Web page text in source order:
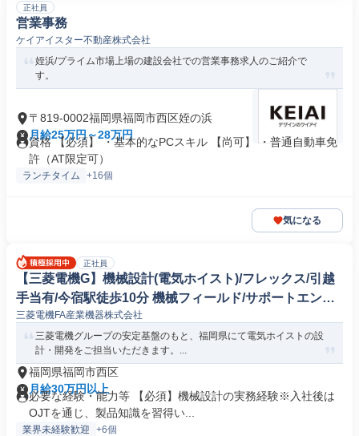
正社員
営業事務
ケイアイスター不動産株式会社
姪浜/プライム市場上場の建設会社での営業事務求人のご紹介で
す。
〒819-0002福岡県福岡市西区姪の浜
月給25万円～28万円
資格 【必須】 ・基本的なPCスキル 【尚可】 ・普通自動車免
許（AT限定可）
ランチタイム +16個
気になる
正社員
【三菱電機G】機械設計(電気ホイスト)/フレックス/引越
手当有/今宿駅徒歩10分 機械フィールド/サポートエンジ
ニア
三菱電機FA産業機器株式会社
三菱電機グループの安定基盤のもと、福岡県にて電気ホイストの設
計・開発をご担当いただきます。...
福岡県福岡市西区
月給30万円以上
必要な経験・能力等 【必須】機械設計の実務経験※入社後は
OJTを通じ、製品知識を習得い...
業界未経験歓迎 +6個